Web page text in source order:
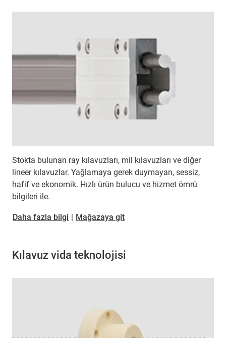
Stokta bulunan ray kılavuzları, mil kılavuzları ve diğer
lineer kılavuzlar. Yağlamaya gerek duymayan, sessiz,
hafif ve ekonomik. Hızlı ürün bulucu ve hizmet ömrü
bilgileri ile.
Daha fazla bilgi | Mağazaya git
Kılavuz vida teknolojisi